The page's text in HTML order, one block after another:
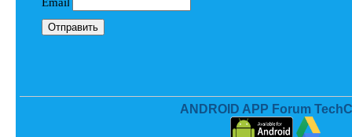
ANDROID APP Forum